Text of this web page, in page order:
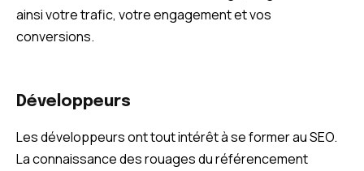
ainsi votre trafic, votre engagement et vos
conversions.
Développeurs
Les développeurs ont tout intérêt à se former au SEO.
La connaissance des rouages du référencement